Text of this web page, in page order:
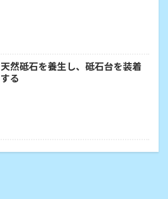
天然砥石を養生し、砥石台を装着
する